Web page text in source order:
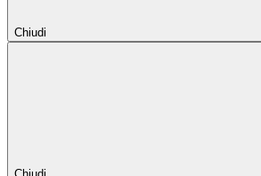
Chiudi